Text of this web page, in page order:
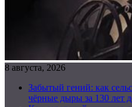
8 августа, 2026
Забытый гений: как
чёрные дыры за 130 лет